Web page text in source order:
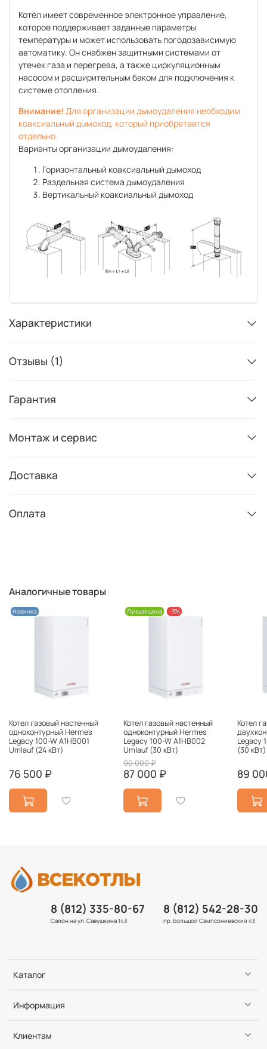
Котёл имеет современное электронное управление,
которое поддерживает заданные параметры
температуры и может использовать погодозависимую
автоматику. Он снабжен защитными системами от
утечек газа и перегрева, а также циркуляционным
насосом и расширительным баком для подключения к
системе отопления.
Внимание! Для организации дымоудаления необходим
коаксиальный дымоход, который приобретается
отдельно.
Варианты организации дымоудаления:
Горизонтальный коаксиальный дымоход
Раздельная система дымоудаления
Вертикальный коаксиальный дымоход
Характеристики
Отзывы (1)
Гарантия
Монтаж и сервис
Доставка
Оплата
Аналогичные товары
Новинка
Котел газовый настенный
одноконтурный Hermes
Legacy 100-W A1HB001
Umlauf (24 кВт)
76 500 ₽
Лучшая цена -3%
Котел газовый настенный
одноконтурный Hermes
Legacy 100-W A1HB002
Umlauf (30 кВт)
90 000 ₽
87 000 ₽
Котел
Legacy
(30 кВт)
89
Каталог
Информация
Клиентам
8 (812) 335-80-67
Салон на ул. Савушкина 143
8 (812) 542-28-30
пр. Большой Сампсониевский 43